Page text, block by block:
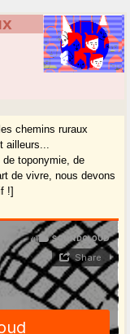
chemins ruraux
ailleurs...
toponymie, de
de vivre, nous devons
!]